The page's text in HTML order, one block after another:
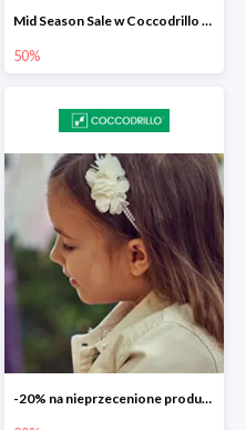
Mid Season Sale w Coccodrillo do -50%
50%
-20% na nieprzecenione produkty